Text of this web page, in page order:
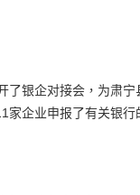
银企对接会，为肃宁
企业申报了有关银行